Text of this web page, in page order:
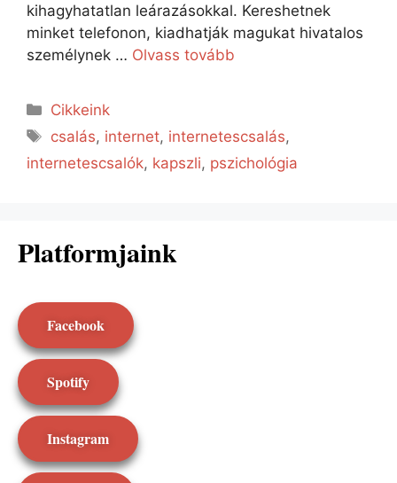
kihagyhatatlan leárazásokkal. Kereshetnek
minket telefonon, kiadhatják magukat hivatalos
személynek … Olvass tovább
Cikkeink
csalás, internet, internetescsalás,
internetescsalók, kapszli, pszichológia
Platformjaink
Facebook
Spotify
Instagram